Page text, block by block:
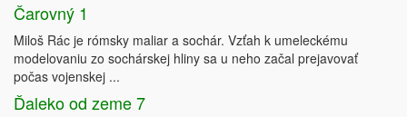
Čarovný 1
Miloš Rác je rómsky maliar a sochár. Vzťah k umeleckému
modelovaniu zo sochárskej hliny sa u neho začal prejavovať
počas vojenskej ...
Ďaleko od zeme 7